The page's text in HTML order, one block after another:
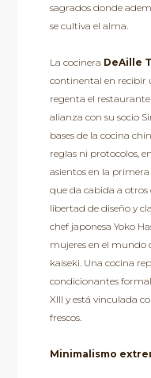
sagrados donde
se cultiva el alma.
La cocinera DeAille
continental en recibir
regenta el
alianza con su socio
bases de la cocina
reglas ni protocolos,
asientos en la
que da cabida a otros
libertad de diseño y
chef japonesa Yoko
mujeres en el
kaiseki. Una cocina
condicionantes
XIII y está vinculada
frescos.
Minimalismo